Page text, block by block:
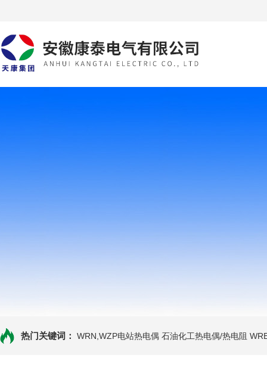
热门关键词： WRN,WZP电站热电偶 石油化工热电偶/热电阻